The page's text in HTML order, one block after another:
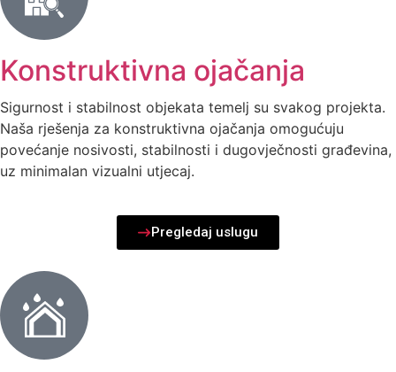
Konstruktivna ojačanja
Sigurnost i stabilnost objekata temelj su svakog projekta.
Naša rješenja za konstruktivna ojačanja omogućuju
povećanje nosivosti, stabilnosti i dugovječnosti građevina,
uz minimalan vizualni utjecaj.
Pregledaj uslugu